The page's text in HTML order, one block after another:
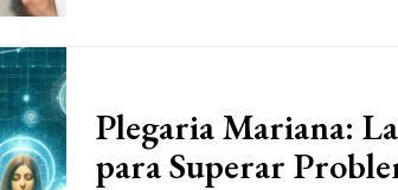
Plegaria Mariana:
para Superar